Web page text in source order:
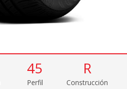
45
Perfil
R
Construcción